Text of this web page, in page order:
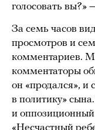
голосовать вы?»
За семь часов
просмотров и
комментариев.
комментаторы
он «продался», и
в политику»
и
«Несчастный